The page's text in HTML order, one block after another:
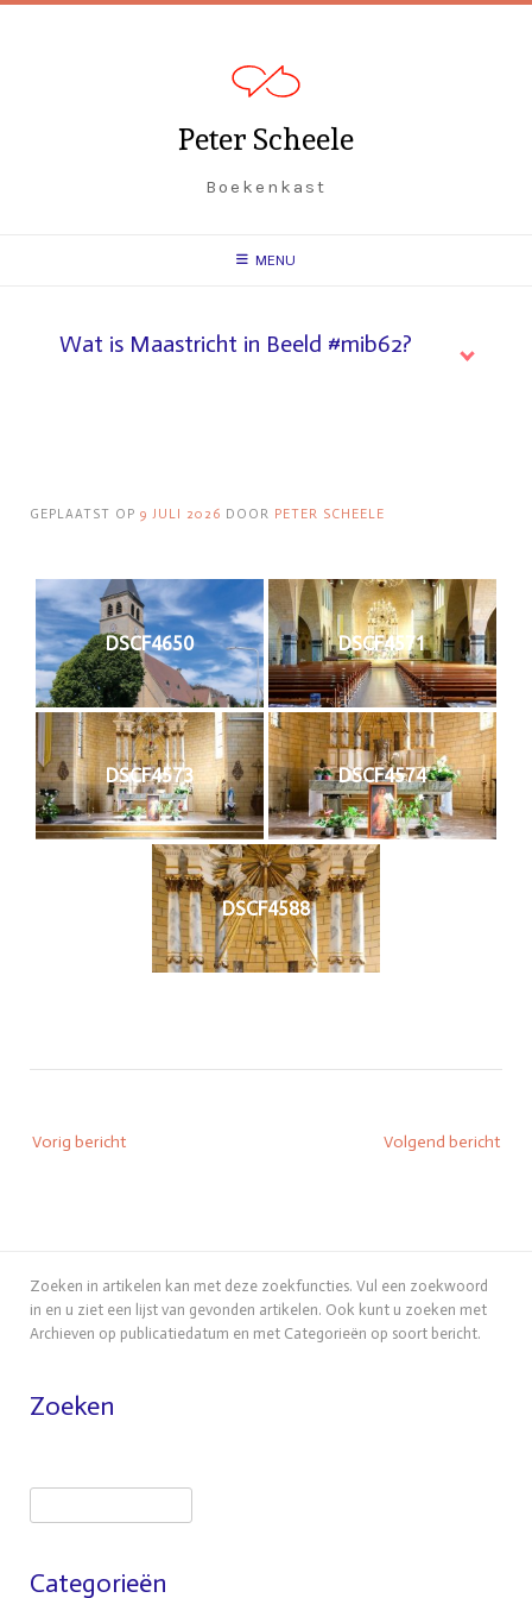
Spring
Peter Scheele
Boekenkast
MENU
Wat is Maastricht in Beeld #mib62?
GEPLAATST OP 9 JULI 2026 DOOR PETER SCHEELE
DSCF4650 DSCF4571
DSCF4573 DSCF4574
DSCF4588
navigatie
Vorig bericht Volgend bericht
Zoeken in artikelen kan met deze zoekfuncties. Vul een zoekwoord
in en u ziet een lijst van gevonden artikelen. Ook kunt u zoeken met
Archieven op publicatiedatum en met Categorieën op soort bericht.
Zoeken
Categorieën